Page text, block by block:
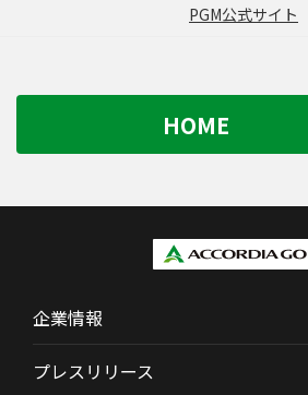
PGM公式サイト
HOME
企業情報
プレスリリース